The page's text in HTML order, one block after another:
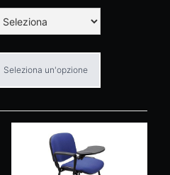
Seleziona un'opzione